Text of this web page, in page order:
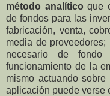
método analítico que
de fondos para las
fabricación, venta,
media de
necesario de
funcionamiento de la
mismo actuando
aplicación puede verse